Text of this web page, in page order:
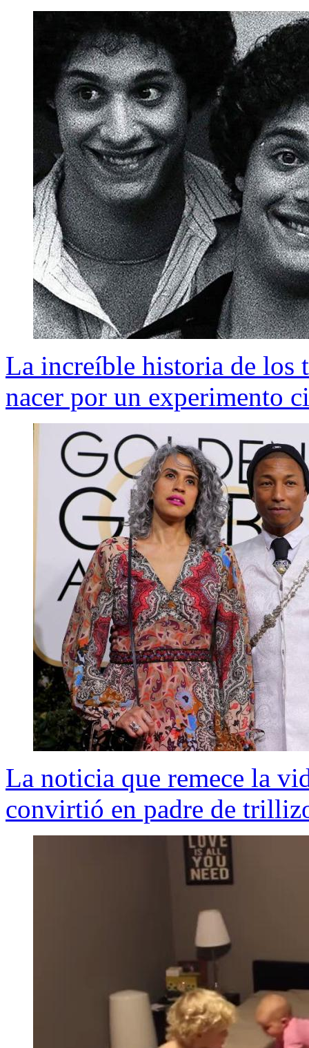
La increíble historia de los
nacer por un experimento
La noticia que remece la
convirtió en padre de